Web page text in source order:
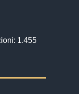
1.455